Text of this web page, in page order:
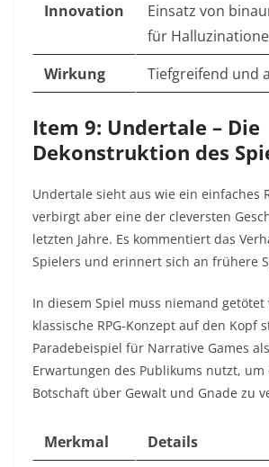
Innovation
Einsatz von
für
Wirkung
Tiefgreifend und
Item 9: Undertale – Die
Dekonstruktion des
Undertale sieht aus wie ein einfaches
verbirgt aber eine der cleversten
letzten Jahre. Es kommentiert das
Spielers und erinnert sich an frühere
In diesem Spiel muss niemand getötet
klassische RPG-Konzept auf den Kopf
Paradebeispiel für Narrative Games
Erwartungen des Publikums nutzt, um
Botschaft über Gewalt und Gnade zu
Merkmal
Details